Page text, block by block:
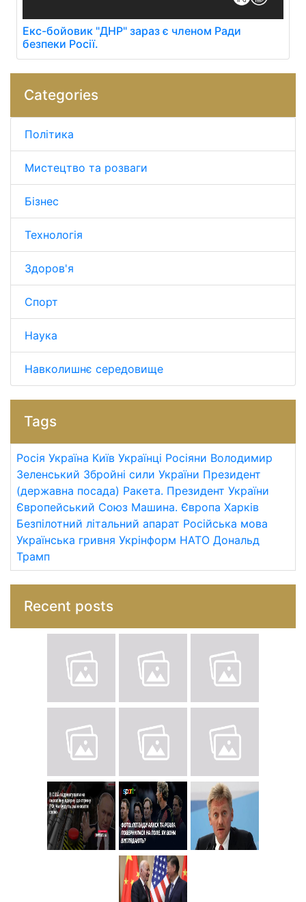
Екс-бойовик "ДНР" зараз є членом Ради
безпеки Росії.
Categories
Політика
Мистецтво та розваги
Бізнес
Технологія
Здоров'я
Спорт
Наука
Навколишнє середовище
Tags
Росія Україна Київ Українці Росіяни Володимир
Зеленський Збройні сили України Президент
(державна посада) Ракета. Президент України
Європейський Союз Машина. Європа Харків
Безпілотний літальний апарат Російська мова
Українська гривня Укрінформ НАТО Дональд
Трамп
Recent posts